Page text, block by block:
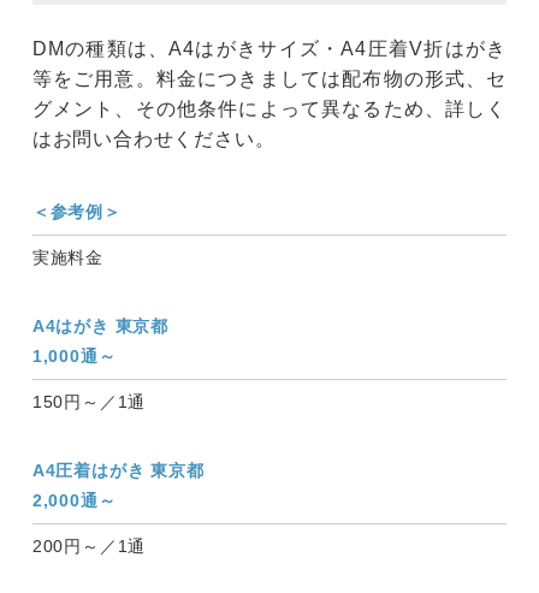
DMの種類は、A4はがきサイズ・A4圧着V折はがき
等をご用意。料金につきましては配布物の形式、セ
グメント、その他条件によって異なるため、詳しく
はお問い合わせください。
＜参考例＞
実施料金
A4はがき 東京都
1,000通～
150円～／1通
A4圧着はがき 東京都
2,000通～
200円～／1通